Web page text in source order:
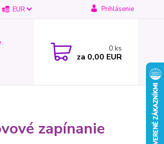
EUR Prihlásenie
0 ks
za 0,00 EUR
zapínanie